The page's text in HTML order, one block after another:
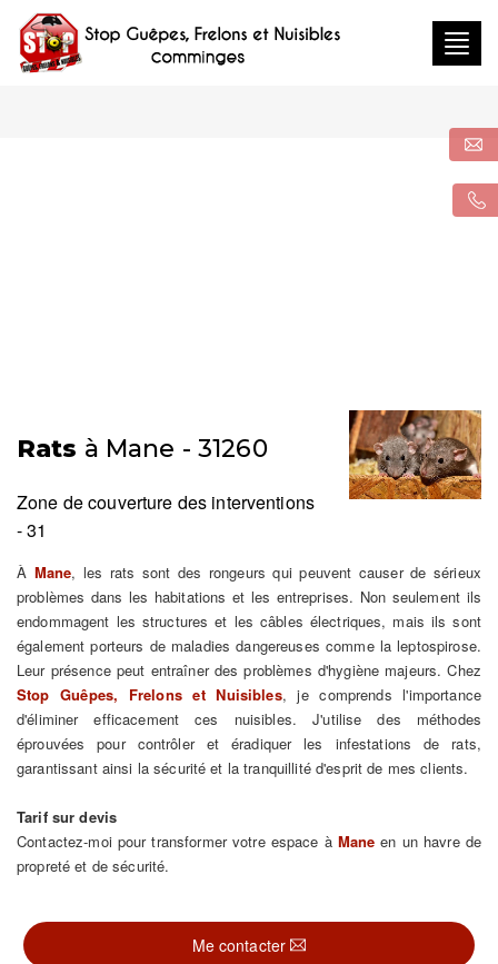
Rats à Mane - 31260
Zone de couverture des interventions
- 31
À Mane, les rats sont des rongeurs qui peuvent causer de sérieux
problèmes dans les habitations et les entreprises. Non seulement ils
endommagent les structures et les câbles électriques, mais ils sont
également porteurs de maladies dangereuses comme la leptospirose.
Leur présence peut entraîner des problèmes d'hygiène majeurs. Chez
Stop Guêpes, Frelons et Nuisibles, je comprends l'importance
d'éliminer efficacement ces nuisibles. J'utilise des méthodes
éprouvées pour contrôler et éradiquer les infestations de rats,
garantissant ainsi la sécurité et la tranquillité d'esprit de mes clients.
Tarif sur devis
Contactez-moi pour transformer votre espace à Mane en un havre de
propreté et de sécurité.
Me contacter